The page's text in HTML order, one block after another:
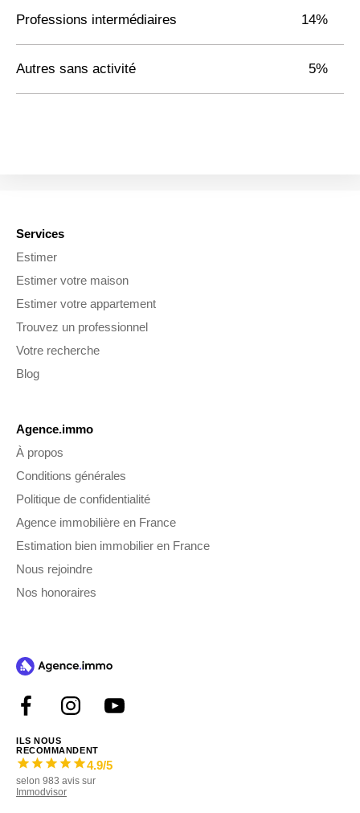
Professions intermédiaires 14%
Autres sans activité 5%
Services
Estimer
Estimer votre maison
Estimer votre appartement
Trouvez un professionnel
Votre recherche
Blog
Agence.immo
À propos
Conditions générales
Politique de confidentialité
Agence immobilière en France
Estimation bien immobilier en France
Nous rejoindre
Nos honoraires
ILS NOUS
RECOMMANDENT
4.9/5
selon 983 avis sur
Immodvisor